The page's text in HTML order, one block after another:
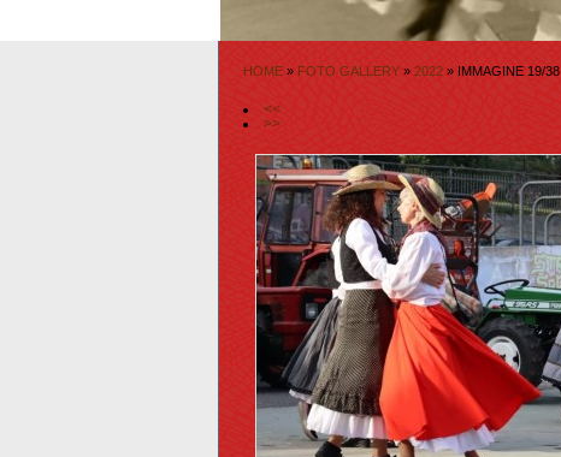
HOME » FOTO GALLERY » 2022 » IMMAGINE 19/38
<<
>>